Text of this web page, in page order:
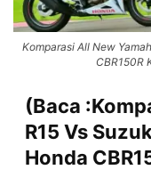
Komparasi All New
CBR150R
(Baca :
R15 Vs
Honda